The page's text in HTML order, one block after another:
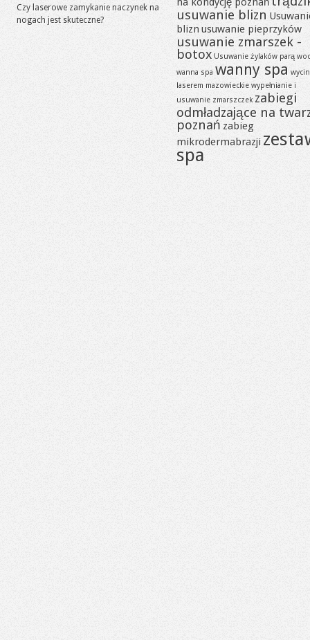
Czy laserowe zamykanie naczynek na
nogach jest skuteczne?
usuwanie blizn
blizn usuwanie pieprzyków
usuwanie zmarszek -
botox Usuwanie żylaków parą
wanna spa wanny spa
laserem mazowieckie wypełnianie i
usuwanie zmarszczek zabiegi
odmładzające na
poznań zabieg
mikrodermabrazji
spa